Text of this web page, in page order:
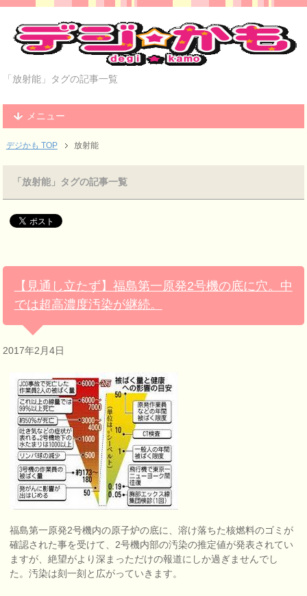
「放射能」タグの記事一覧
メニュー
デジかも TOP 放射能
「放射能」タグの記事一覧
【見通し立たず】福島第一原発2号機の底に穴。中
では超高濃度汚染が継続。
2017年2月4日
福島第一原発2号機内の原子炉の底に、溶け落ちた核燃料のゴミが
確認された事を受けて、2号機内部の汚染の推定値が発表されてい
ますが、絶望がより深まっただけの報道にしか過ぎませんでし
た。汚染は刻一刻と広がっていきます。